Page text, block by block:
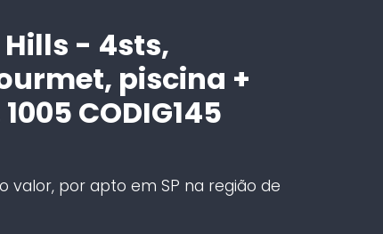
- 4sts,
piscina +
CODIG145
valor, por apto em SP na região de